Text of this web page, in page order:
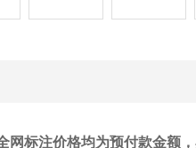
网标注价格均为预付款金额